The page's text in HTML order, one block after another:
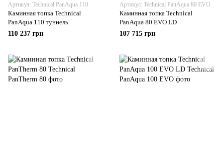
Артикул: Technical PanAqua 110
Каминная топка Technical
PanAqua 110 туннель
110 237 грн
Артикул: Technical PanAqua 80 EVO
Каминная топка Technical
PanAqua 80 EVO LD
107 715 грн